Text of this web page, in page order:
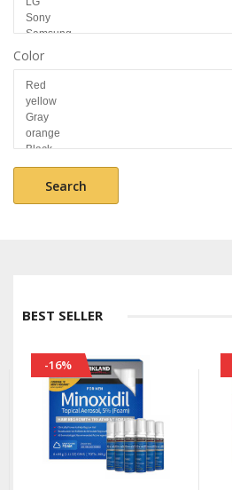
Color
Search
BEST SELLER
-16%